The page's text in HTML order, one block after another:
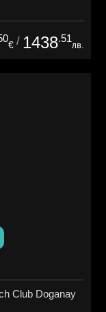
€ / 1438.51
лв.
Club Doganay